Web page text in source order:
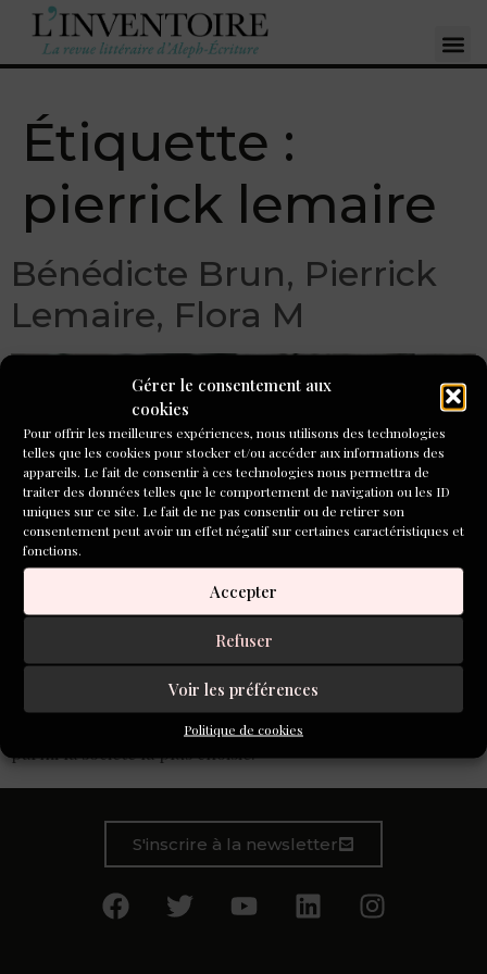
Gérer le consentement aux
cookies
Pour offrir les meilleures expériences, nous utilisons des technologies
telles que les cookies pour stocker et/ou accéder aux informations des
appareils. Le fait de consentir à ces technologies nous permettra de
traiter des données telles que le comportement de navigation ou les ID
uniques sur ce site. Le fait de ne pas consentir ou de retirer son
consentement peut avoir un effet négatif sur certaines caractéristiques et
fonctions.
Accepter
Refuser
Voir les préférences
Politique de cookies
Étiquette :
pierrick lemaire
Bénédicte Brun, Pierrick
Lemaire, Flora M
Élégant, séducteur, gentleman tels sont les qualificatifs
dont vous me gratifiez ! Gentilhomme, je voyage en
première classe et séjourne dans des endroits somptueux
parmi la société la plus choisie.
S'inscrire à la newsletter